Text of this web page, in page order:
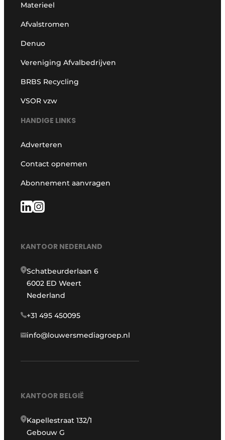
Materieel
Afvalstromen
Denuo
Vereniging Afvalbedrijven
BRBS Recycling
VSOR vzw
HANDIGE LINKS
Adverteren
Contact opnemen
Abonnement aanvragen
KANTOOR NEDERLAND
Schatbeurderlaan 6
6002 ED Weert
Nederland
+31 495 450095
info@louwersmediagroep.nl
KANTOOR BELGIË
Kapellestraat 132/1
Gebouw G